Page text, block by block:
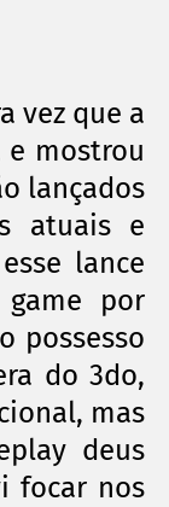
vez que a
e mostrou
lançados
atuais e
lance
por
possesso
do 3do,
mas
deus
focar nos